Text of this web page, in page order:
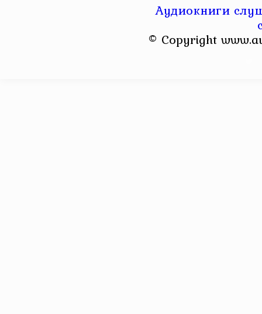
Аудиокниги
© Copyright